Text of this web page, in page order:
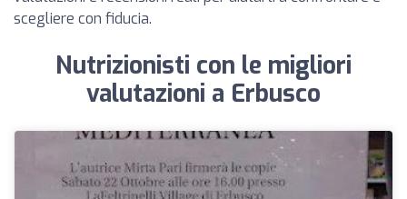
scegliere con fiducia.
Nutrizionisti con le migliori
valutazioni a Erbusco